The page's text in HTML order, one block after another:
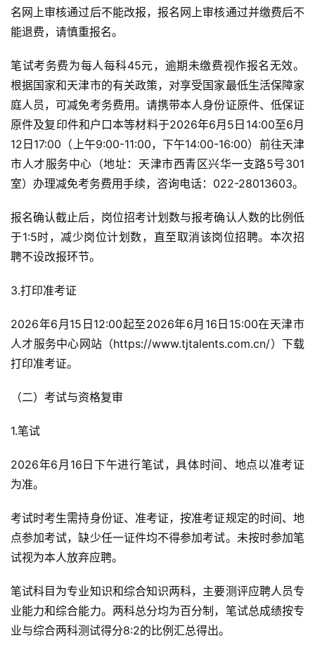
名网上审核通过后不能改报，报名网上审核通过并缴费后不
能退费，请慎重报名。
笔试考务费为每人每科45元，逾期未缴费视作报名无效。
根据国家和天津市的有关政策，对享受国家最低生活保障家
庭人员，可减免考务费用。请携带本人身份证原件、低保证
原件及复印件和户口本等材料于2026年6月5日14:00至6月
12日17:00（上午9:00-11:00，下午14:00-16:00）前往天津
市人才服务中心（地址：天津市西青区兴华一支路5号301
室）办理减免考务费用手续，咨询电话：022-28013603。
报名确认截止后，岗位招考计划数与报考确认人数的比例低
于1:5时，减少岗位计划数，直至取消该岗位招聘。本次招
聘不设改报环节。
3.打印准考证
2026年6月15日12:00起至2026年6月16日15:00在天津市
人才服务中心网站（https://www.tjtalents.com.cn/）下载
打印准考证。
（二）考试与资格复审
1.笔试
2026年6月16日下午进行笔试，具体时间、地点以准考证
为准。
考试时考生需持身份证、准考证，按准考证规定的时间、地
点参加考试，缺少任一证件均不得参加考试。未按时参加笔
试视为本人放弃应聘。
笔试科目为专业知识和综合知识两科，主要测评应聘人员专
业能力和综合能力。两科总分均为百分制，笔试总成绩按专
业与综合两科测试得分8:2的比例汇总得出。